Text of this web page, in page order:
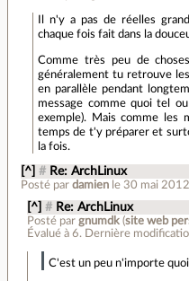
Il n'y a pas de réelles
chaque fois fait dans la
Comme très peu de
généralement tu retrouve
en parallèle pendant
message comme quoi tel
exemple). Mais comme les
temps de t'y préparer et
la fois.
[^] # Re: ArchLinux
Posté pardamien le 30 mai
[^] # Re: ArchLinux
Posté par gnumdk(site web
Évalué à 6. Dernière
C'est un peu n'importe